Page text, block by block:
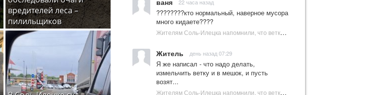
вредителей леса –
пилильщиков
ваня 22 часа назад
????????кто нормальный, наверное мусора
много кидаете????
Жителям Соль-Илецка напомнили, что ветки от деревьев нельзя оставлять на площадках ТКО | Новости Соль-Илецка
Житель день назад 07:29
Я же написал - что надо делать,
измельчить ветку и в мешок, и пусть
возят...
Жителям Соль-Илецка напомнили, что ветки от деревьев нельзя оставлять на площадках ТКО | Новости Соль-Илецка